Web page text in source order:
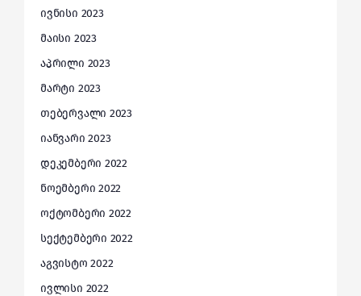
ივნისი 2023
მაისი 2023
აპრილი 2023
მარტი 2023
თებერვალი 2023
იანვარი 2023
დეკემბერი 2022
ნოემბერი 2022
ოქტომბერი 2022
სექტემბერი 2022
აგვისტო 2022
ივლისი 2022